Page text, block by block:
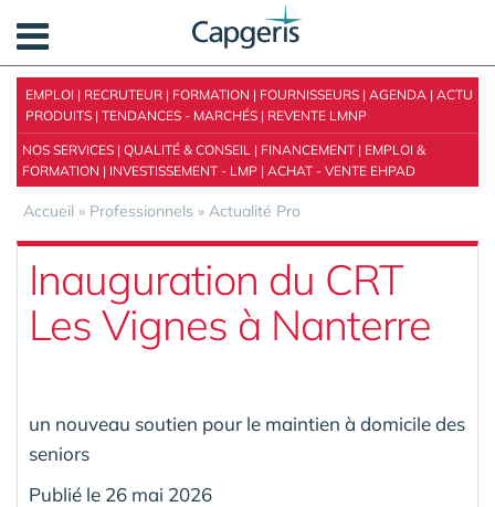
EMPLOI | RECRUTEUR | FORMATION | FOURNISSEURS | AGENDA | ACTU
PRODUITS | TENDANCES - MARCHÉS | REVENTE LMNP
NOS SERVICES | QUALITÉ & CONSEIL | FINANCEMENT | EMPLOI &
FORMATION | INVESTISSEMENT - LMP | ACHAT - VENTE EHPAD
Accueil » Professionnels » Actualité Pro
Inauguration du CRT
Les Vignes à Nanterre
un nouveau soutien pour le maintien à domicile des
seniors
Publié le 26 mai 2026
Panneau de gestion des cookies